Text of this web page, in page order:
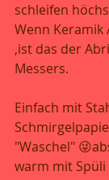
schleifen
Wenn Keramik
,ist das der
Messers.
Einfach mit
"Waschel"
warm mit